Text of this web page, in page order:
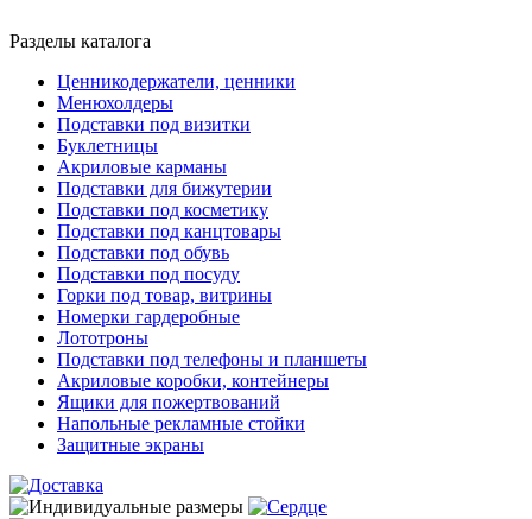
Разделы каталога
Ценникодержатели, ценники
Менюхолдеры
Подставки под визитки
Буклетницы
Акриловые карманы
Подставки для бижутерии
Подставки под косметику
Подставки под канцтовары
Подставки под обувь
Подставки под посуду
Горки под товар, витрины
Номерки гардеробные
Лототроны
Подставки под телефоны и планшеты
Акриловые коробки, контейнеры
Ящики для пожертвований
Напольные рекламные стойки
Защитные экраны